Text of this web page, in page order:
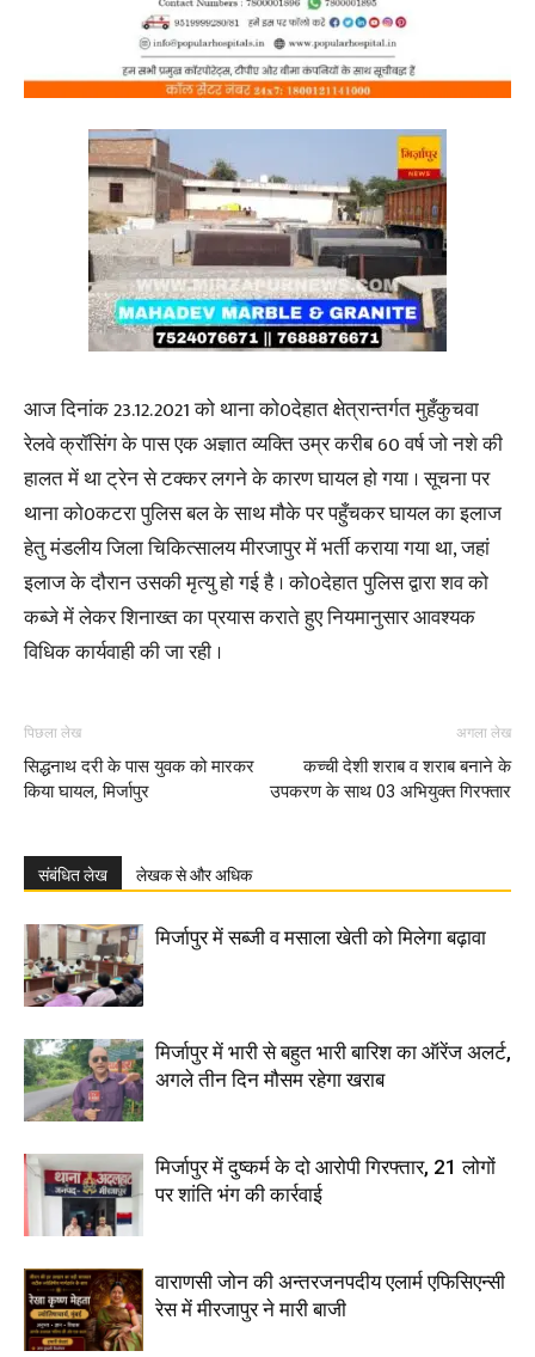
आज दिनांक 23.12.2021 को थाना को0देहात क्षेत्रान्तर्गत मुहँकुचवा
रेलवे क्रॉसिंग के पास एक अज्ञात व्यक्ति उम्र करीब 60 वर्ष जो नशे की
हालत में था ट्रेन से टक्कर लगने के कारण घायल हो गया । सूचना पर
थाना को0कटरा पुलिस बल के साथ मौके पर पहुँचकर घायल का इलाज
हेतु मंडलीय जिला चिकित्सालय मीरजापुर में भर्ती कराया गया था, जहां
इलाज के दौरान उसकी मृत्यु हो गई है । को0देहात पुलिस द्वारा शव को
कब्जे में लेकर शिनाख्त का प्रयास कराते हुए नियमानुसार आवश्यक
विधिक कार्यवाही की जा रही ।
पिछला लेख
सिद्धनाथ दरी के पास युवक को मारकर
किया घायल, मिर्जापुर
अगला लेख
कच्ची देशी शराब व शराब बनाने के
उपकरण के साथ 03 अभियुक्त गिरफ्तार
संबंधित लेख लेखक से और अधिक
मिर्जापुर में सब्जी व मसाला खेती को मिलेगा बढ़ावा
मिर्जापुर में भारी से बहुत भारी बारिश का ऑरेंज अलर्ट,
अगले तीन दिन मौसम रहेगा खराब
मिर्जापुर में दुष्कर्म के दो आरोपी गिरफ्तार, 21 लोगों
पर शांति भंग की कार्रवाई
वाराणसी जोन की अन्तरजनपदीय एलार्म एफिसिएन्सी
रेस में मीरजापुर ने मारी बाजी